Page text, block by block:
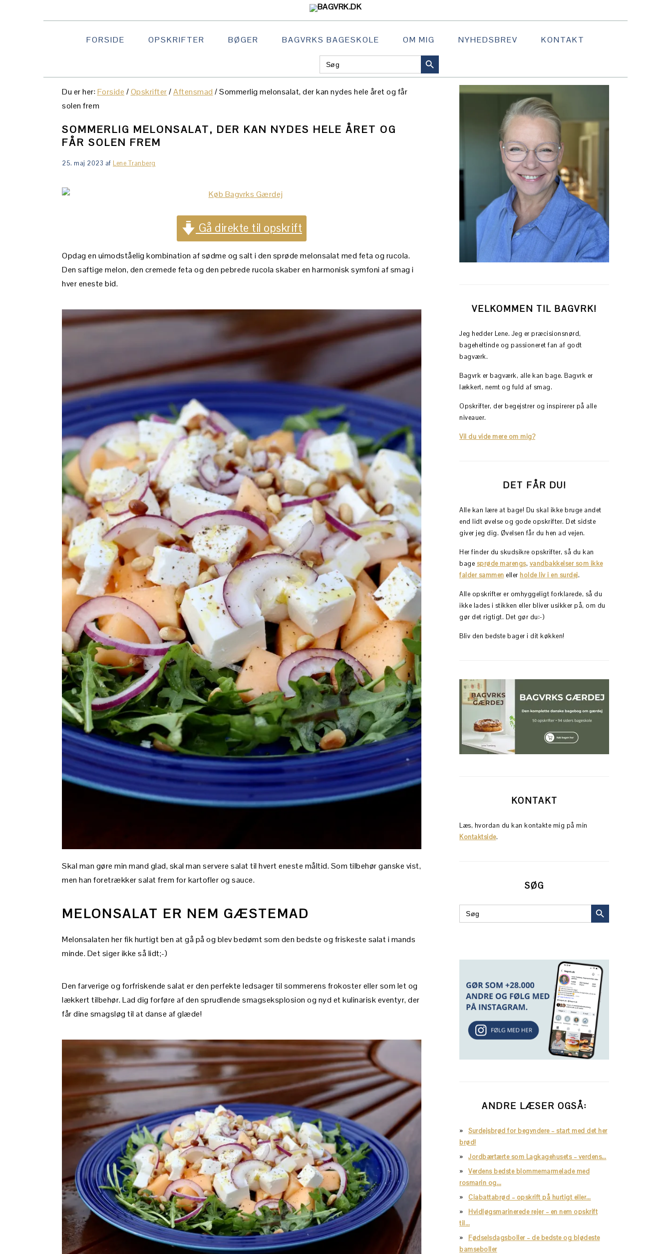
FORSIDE OPSKRIFTER BØGER BAGVRKS BAGESKOLE OM MIG NYHEDSBREV KONTAKT
MENU:
SOCIAL
Search
for:
SEARCH BUTTON
Du er her:Forside /Opskrifter/Aftensmad /Sommerlig melonsalat, der kan nydes hele året og får
solen frem
SOMMERLIG MELONSALAT, DER KAN NYDES HELE ÅRET OG
FÅR SOLEN FREM
25. maj 2023 af Lene Tranberg
Gå direkte til opskrift
Opdag en uimodståelig kombination af sødme og salt i den sprøde melonsalat med feta og rucola.
Den saftige melon, den cremede feta og den pebrede rucola skaber en harmonisk symfoni af smag i
hver eneste bid.
Skal man gøre min mand glad, skal man servere salat til hvert eneste måltid. Som tilbehør ganske vist,
men han foretrækker salat frem for kartofler og sauce.
MELONSALAT ER NEM GÆSTEMAD
Melonsalaten her fik hurtigt ben at gå på og blev bedømt som den bedste og friskeste salat i mands
minde. Det siger ikke så lidt;-)
Den farverige og forfriskende salat er den perfekte ledsager til sommerens frokoster eller som let og
lækkert tilbehør. Lad dig forføre af den sprudlende smagseksplosion og nyd et kulinarisk eventyr, der
får dine smagsløg til at danse af glæde!
PRIMÆR
SIDEBAR
VELKOMMEN TIL BAGVRK!
Jeg hedder Lene. Jeg er præcisionsnørd,
bageheltinde og passioneret fan af godt
bagværk.
Bagvrk er bagværk, alle kan bage. Bagvrk er
lækkert, nemt og fuld af smag.
Opskrifter, der begejstrer og inspirerer på alle
niveauer.
Vil du vide mere om mig?
DET FÅR DU!
Alle kan lære at bage! Du skal ikke bruge andet
end lidt øvelse og gode opskrifter. Det sidste
giver jeg dig. Øvelsen får du hen ad vejen.
Her finder du skudsikre opskrifter, så du kan
bage sprøde marengs, vandbakkelser som ikke
falder sammen eller holde liv i en surdej.
Alle opskrifter er omhyggeligt forklarede, så du
ikke lades i stikken eller bliver usikker på, om du
gør det rigtigt. Det gør du:-)
Bliv den bedste bager i dit køkken!
KONTAKT
Læs, hvordan du kan kontakte mig på min
Kontaktside.
SØG
Search
for:
SEARCH BUTTON
ANDRE LÆSER OGSÅ:
Surdejsbrød for begyndere – start med det her
brød!
Jordbærtærte som Lagkagehusets – verdens…
Verdens bedste blommemarmelade med
rosmarin og…
Ciabattabrød – opskrift på hurtigt eller…
Hvidløgsmarinerede rejer – en nem opskrift
til…
Fødselsdagsboller – de bedste og blødeste
bamseboller